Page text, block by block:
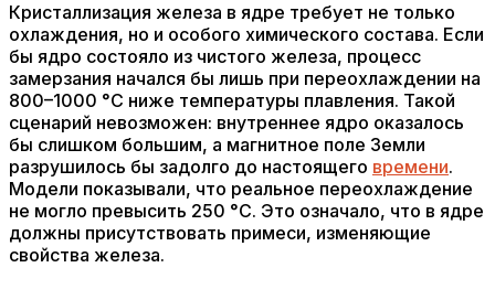
Кристаллизация железа в ядре требует не только
охлаждения, но и особого химического состава. Если
бы ядро состояло из чистого железа, процесс
замерзания начался бы лишь при переохлаждении на
800–1000 °C ниже температуры плавления. Такой
сценарий невозможен: внутреннее ядро оказалось
бы слишком большим, а магнитное поле Земли
разрушилось бы задолго до настоящего времени.
Модели показывали, что реальное переохлаждение
не могло превысить 250 °C. Это означало, что в ядре
должны присутствовать примеси, изменяющие
свойства железа.